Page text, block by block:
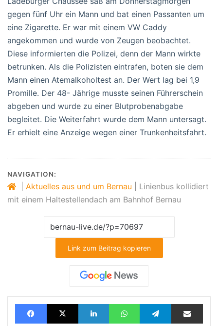
gegen fünf Uhr ein Mann und bat einen Passanten um
eine Zigarette. Er war mit einem VW Caddy
angekommen und wurde von Zeugen beobachtet.
Diese informierten die Polizei, denn der Mann wirkte
betrunken. Als die Polizisten eintrafen, boten sie dem
Mann einen Atemalkoholtest an. Der Wert lag bei 1,9
Promille. Der 48- Jährige musste seinen Führerschein
abgeben und wurde zu einer Blutprobenabgabe
begleitet. Die Weiterfahrt wurde dem Mann untersagt.
Er erhielt eine Anzeige wegen einer Trunkenheitsfahrt.
NAVIGATION:
Aktuelles aus und um Bernau
Linienbus kollidiert
mit einem Haltestellendach am Bahnhof Bernau
Link zum Beitrag kopieren
FacebookX LinkedInWhatsAppTelegramTeilen via E-Mail